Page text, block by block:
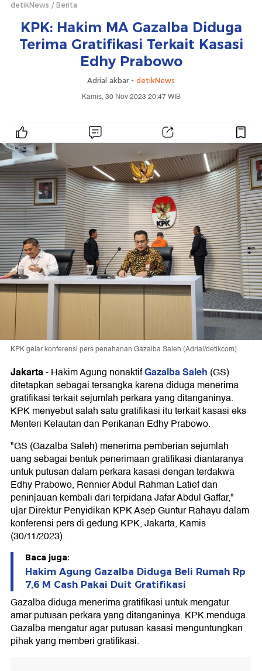
detikNews Berita
KPK: Hakim MA Gazalba Diduga
Terima Gratifikasi Terkait Kasasi
Edhy Prabowo
Adrial akbar - detikNews
Kamis, 30 Nov 2023 20:47 WIB
KPK gelar konferensi pers penahanan Gazalba Saleh (Adrial/detikcom)
Jakarta-Hakim Agung nonaktifGazalba Saleh (GS)
ditetapkan sebagai tersangka karena diduga menerima
gratifikasi terkait sejumlah perkara yang ditanganinya.
KPK menyebut salah satu gratifikasi itu terkait kasasi eks
Menteri Kelautan dan Perikanan Edhy Prabowo.
"GS (Gazalba Saleh) menerima pemberian sejumlah
uang sebagai bentuk penerimaan gratifikasi diantaranya
untuk putusan dalam perkara kasasi dengan terdakwa
Edhy Prabowo, Rennier Abdul Rahman Latief dan
peninjauan kembali dari terpidana Jafar Abdul Gaffar,"
ujar Direktur Penyidikan KPK Asep Guntur Rahayu dalam
konferensi pers di gedung KPK, Jakarta, Kamis
(30/11/2023).
Baca juga:
Hakim Agung Gazalba Diduga Beli Rumah Rp
7,6 M Cash Pakai Duit Gratifikasi
Gazalba diduga menerima gratifikasi untuk mengatur
amar putusan perkara yang ditanganinya. KPK menduga
Gazalba mengatur agar putusan kasasi menguntungkan
pihak yang memberi gratifikasi.